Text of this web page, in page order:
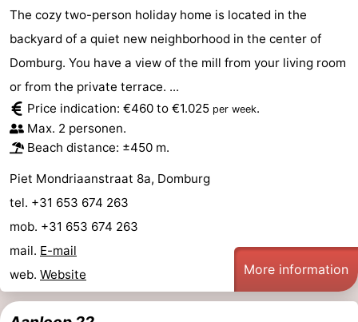
The cozy two-person holiday home is located in the
backyard of a quiet new neighborhood in the center of
Domburg. You have a view of the mill from your living room
or from the private terrace. ...
Price indication: €460 to €1.025 per week.
Max. 2 personen.
Beach distance: ±450 m.
Piet Mondriaanstraat 8a, Domburg
tel. +31 653 674 263
mob. +31 653 674 263
mail. E-mail
web. Website More information